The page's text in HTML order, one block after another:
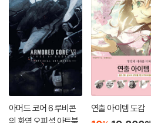
아머드 코어 6 루비콘
연출 아이템 도감